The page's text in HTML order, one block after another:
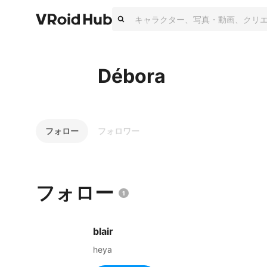
Débora
フォロー フォロワー
フォロー 1
blair
heya